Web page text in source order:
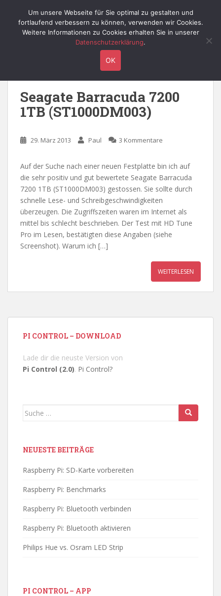
Willy's Technik-Blog
7200
Seagate Barracuda 7200
1TB (ST1000DM003)
29. März 2013 Paul 3 Kommentare
Auf der Suche nach einer neuen Festplatte bin ich auf
die sehr positiv und gut bewertete Seagate Barracuda
7200 1TB (ST1000DM003) gestossen. Sie sollte durch
schnelle Lese- und Schreibgeschwindigkeiten
überzeugen. Die Zugriffszeiten waren im Internet als
mittel bis schlecht beschrieben. Der Test mit HD Tune
Pro im Lesen, bestätigten diese Angaben (siehe
Screenshot). Warum ich […]
WEITERLESEN
PI CONTROL – DOWNLOAD
Lade dir die neuste Version von
Pi Control (2.0). Pi Control?
Suche
NEUESTE BEITRÄGE
Raspberry Pi: SD-Karte vorbereiten
Raspberry Pi: Benchmarks
Raspberry Pi: Bluetooth verbinden
Raspberry Pi: Bluetooth aktivieren
Philips Hue vs. Osram LED Strip
PI CONTROL – APP
Um unsere Webseite für Sie optimal zu gestalten und
fortlaufend verbessern zu können, verwenden wir Cookies.
Weitere Informationen zu Cookies erhalten Sie in unserer
Datenschutzerklärung.
OK